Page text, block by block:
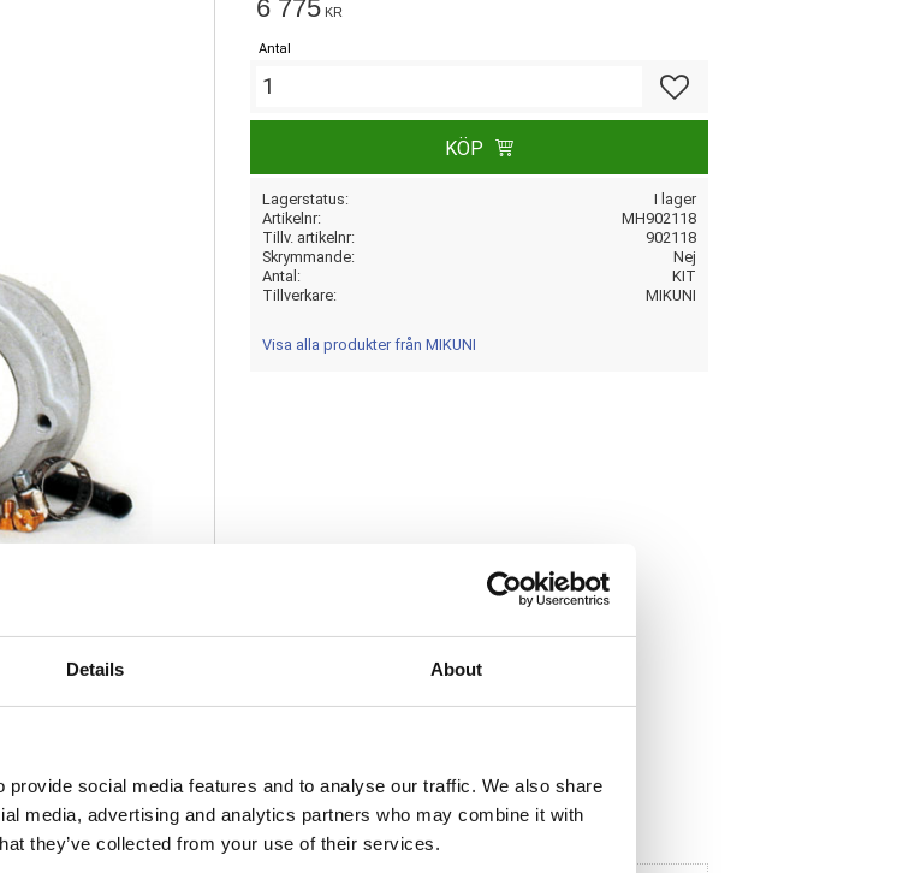
Details About
social media features and to analyse our traffic. We also share
media, advertising and analytics partners who may combine it with
they’ve collected from your use of their services.
6 775 KR
Antal
KÖP
Lagerstatus
I lager
Artikelnr
MH902118
Tillv. artikelnr
902118
Skrymmande
Nej
Antal
KIT
Tillverkare
MIKUNI
Visa alla produkter från MIKUNI
cable; throttle
or a complete
- Includes adapter
Note: 93-99
Dela med dig
c
b
o